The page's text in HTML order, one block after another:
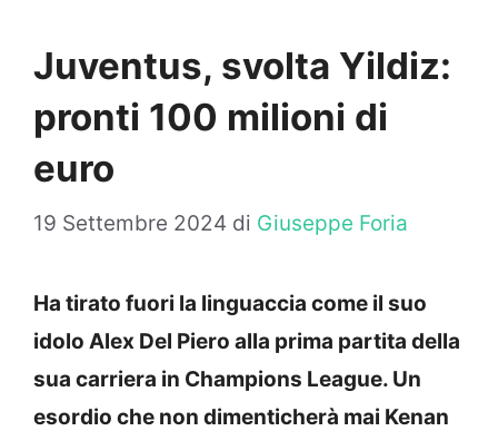
Juventus, svolta Yildiz:
pronti 100 milioni di
euro
19 Settembre 2024 di Giuseppe Foria
Ha tirato fuori la linguaccia come il suo
idolo Alex Del Piero alla prima partita della
sua carriera in Champions League. Un
esordio che non dimenticherà mai Kenan